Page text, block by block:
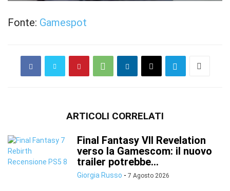
Fonte: Gamespot
ARTICOLI CORRELATI
Final Fantasy VII Revelation
verso la Gamescom: il nuovo
trailer potrebbe...
Giorgia Russo - 7 Agosto 2026